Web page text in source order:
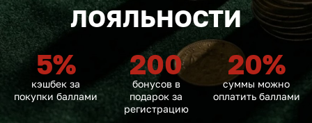
ЛОЯЛЬНОСТИ
5%
кэшбек за
покупки баллами
200
бонусов в
подарок за
регистрацию
20%
суммы можно
оплатить баллами